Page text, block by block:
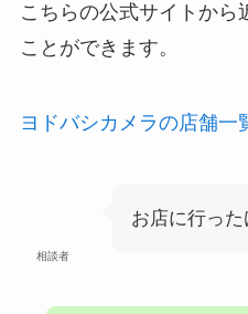
こちらの公式サイトから
ことができます。
ヨドバシカメラの店舗一
相談者
お店に行っ